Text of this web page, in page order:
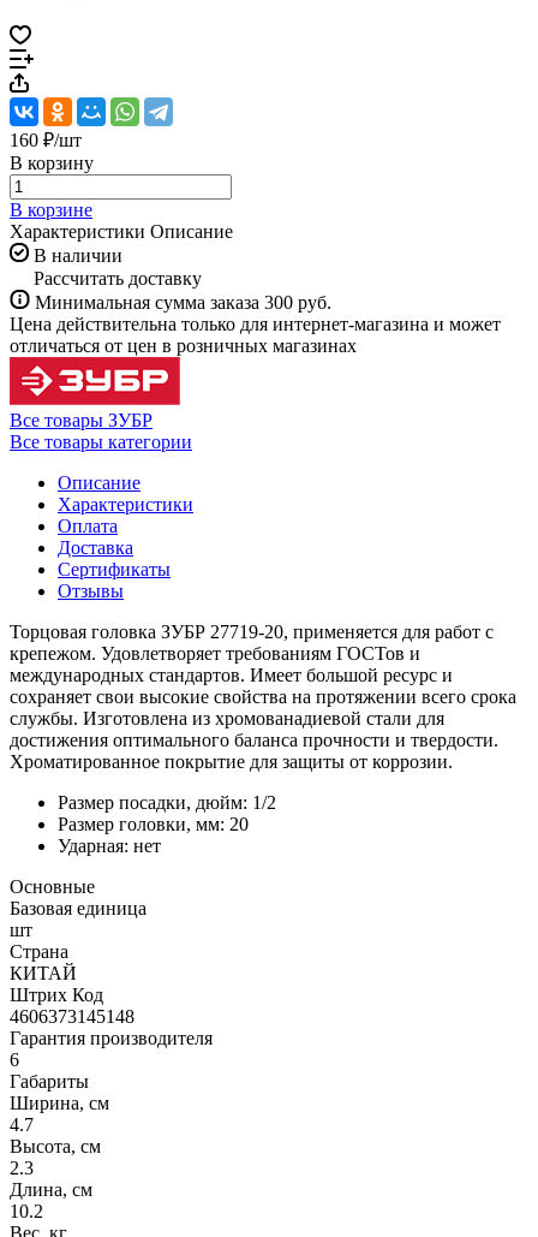
160 ₽/шт
В корзину
В корзине
Характеристики Описание
В наличии
Рассчитать доставку
Минимальная сумма заказа 300 руб.
Цена действительна только для интернет-магазина и может
отличаться от цен в розничных магазинах
Все товары ЗУБР
Все товары категории
Описание
Характеристики
Оплата
Доставка
Сертификаты
Отзывы
Торцовая головка ЗУБР 27719-20, применяется для работ с
крепежом. Удовлетворяет требованиям ГОСТов и
международных стандартов. Имеет большой ресурс и
сохраняет свои высокие свойства на протяжении всего срока
службы. Изготовлена из хромованадиевой стали для
достижения оптимального баланса прочности и твердости.
Хроматированное покрытие для защиты от коррозии.
Размер посадки, дюйм: 1/2
Размер головки, мм: 20
Ударная: нет
Основные
Базовая единица
шт
Страна
КИТАЙ
Штрих Код
4606373145148
Гарантия производителя
6
Габариты
Ширина, см
4.7
Высота, см
2.3
Длина, см
10.2
Вес, кг.